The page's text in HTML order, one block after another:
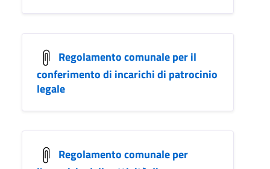
Regolamento comunale per il
conferimento di incarichi di patrocinio
legale
Regolamento comunale per